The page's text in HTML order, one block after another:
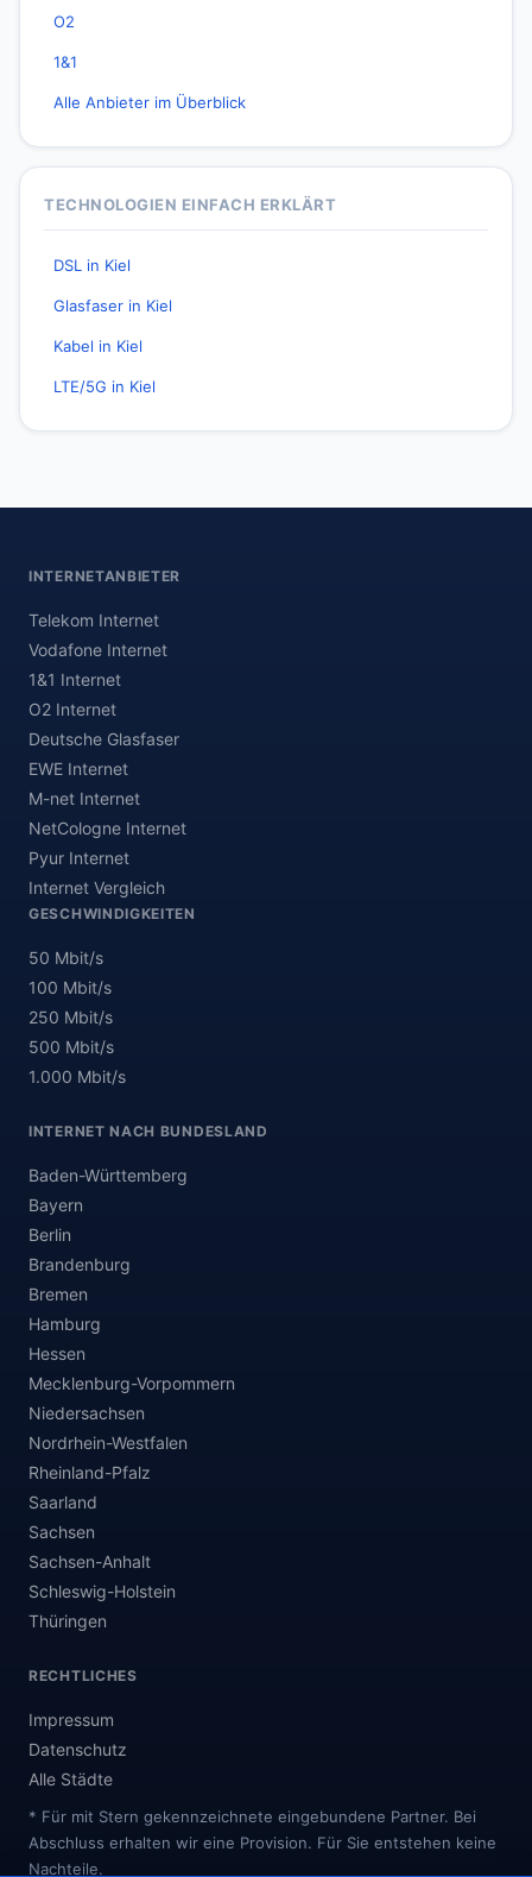
O2
1&1
Alle Anbieter im Überblick
TECHNOLOGIEN EINFACH ERKLÄRT
DSL in Kiel
Glasfaser in Kiel
Kabel in Kiel
LTE/5G in Kiel
INTERNETANBIETER
Telekom Internet
Vodafone Internet
1&1 Internet
O2 Internet
Deutsche Glasfaser
EWE Internet
M-net Internet
NetCologne Internet
Pyur Internet
Internet Vergleich
GESCHWINDIGKEITEN
50 Mbit/s
100 Mbit/s
250 Mbit/s
500 Mbit/s
1.000 Mbit/s
INTERNET NACH BUNDESLAND
Baden-Württemberg
Bayern
Berlin
Brandenburg
Bremen
Hamburg
Hessen
Mecklenburg-Vorpommern
Niedersachsen
Nordrhein-Westfalen
Rheinland-Pfalz
Saarland
Sachsen
Sachsen-Anhalt
Schleswig-Holstein
Thüringen
RECHTLICHES
Impressum
Datenschutz
Alle Städte
* Für mit Stern gekennzeichnete eingebundene Partner. Bei
Abschluss erhalten wir eine Provision. Für Sie entstehen keine
Nachteile.